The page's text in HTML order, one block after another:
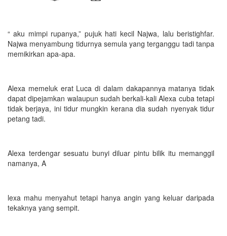
“ aku mimpi rupanya,” pujuk hati kecil Najwa, lalu beristighfar.
Najwa menyambung tidurnya semula yang terganggu tadi tanpa
memikirkan apa-apa.
Alexa memeluk erat Luca di dalam dakapannya matanya tidak
dapat dipejamkan walaupun sudah berkali-kali Alexa cuba tetapi
tidak berjaya, ini tidur mungkin kerana dia sudah nyenyak tidur
petang tadi.
Alexa terdengar sesuatu bunyi diluar pintu bilik itu memanggil
namanya, A
lexa mahu menyahut tetapi hanya angin yang keluar daripada
tekaknya yang sempit.